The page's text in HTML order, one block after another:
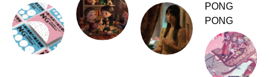
PONG
PONG